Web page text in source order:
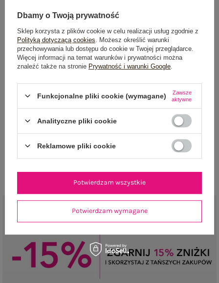
NEWSLETTER
Zapisz się do naszego newslettera i otrzymaj 15% zniżki na
Dbamy o Twoją prywatność
Sklep korzysta z plików cookie w celu realizacji usług zgodnie z
Polityką dotyczącą cookies . Możesz określić warunki
przechowywania lub dostępu do cookie w Twojej przeglądarce.
Więcej informacji na temat warunków i prywatności można
znaleźć także na stronie Prywatność i warunki Google
Funkcjonalne pliki cookie (wymagane)
Zawsze
aktywne
Analityczne pliki cookie
Reklamowe pliki cookie
Potwierdzam wymagane
Potwierdzam wszystkie